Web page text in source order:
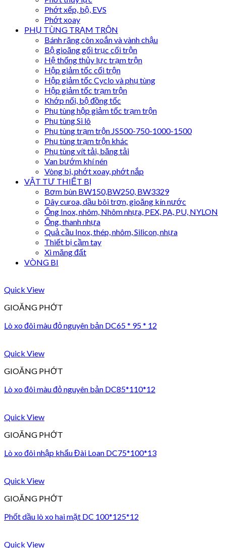
Phớt xếp, bộ, EVS
Phớt xoay
PHỤ TÙNG TRẠM TRỘN
Bánh răng côn xoắn và vành chậu
Bộ gioăng gối trục cối trộn
Hệ thống thủy lực trạm trộn
Hộp giảm tốc cối trộn
Hộp giảm tốc Cyclo và phụ tùng
Hộp giảm tốc trạm trộn
Khớp nối, bộ đồng tốc
Phụ tùng hộp giảm tốc trạm trộn
Phụ tùng Si lô
Phụ tùng trạm trộn JS500-750-1000-1500
Phụ tùng trạm trộn khác
Phụ tùng vít tải, băng tải
Van bướm khí nén
Vòng bi, phớt xoay, phớt nắp
VẬT TƯ THIẾT BỊ
Bơm bùn BW150,BW250, BW3329
Dây curoa, dầu bôi trơn, gioăng kín nước
Ống Inox, nhôm, Nhôm nhựa, PEX, PA, PU, NYLON
Ống, thanh nhựa
Quả cầu Inox, thép, nhôm, Silicon, nhựa
Thiết bị cầm tay
Xi măng đất
VÒNG BI
Quick View
GIOĂNG PHỚT
Lò xo đôi màu đỏ nguyên bản DC65 * 95 * 12
Quick View
GIOĂNG PHỚT
Lò xo đôi màu đỏ nguyên bản DC85*110*12
Quick View
GIOĂNG PHỚT
Lò xo đôi nhập khẩu Đài Loan DC75*100*13
Quick View
GIOĂNG PHỚT
Phốt dầu lò xo hai mặt DC 100*125*12
Quick View